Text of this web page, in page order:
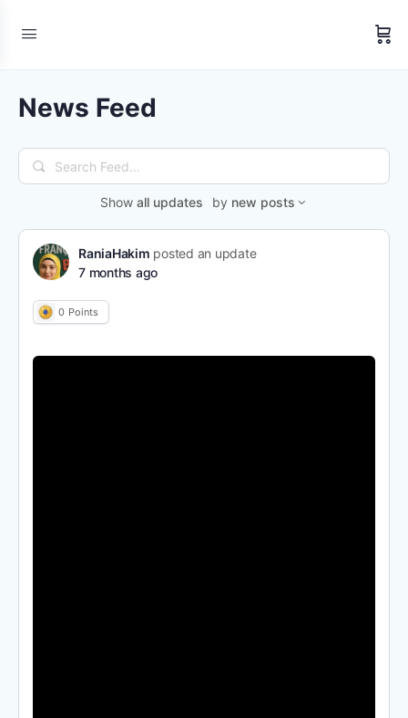
News Feed
Search
Feed…
Show all updates by new posts
RaniaHakim posted an update
7 months ago
0 Points